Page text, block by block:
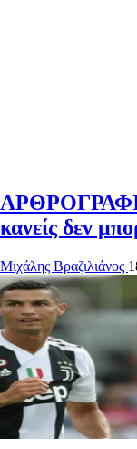
κανείς δεν
Μιχάλης Βραζιλιάνος